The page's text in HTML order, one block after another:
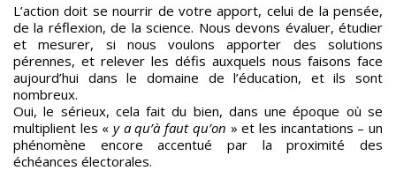
L’action doit se nourrir de votre apport, celui de la pensée,
de la réflexion, de la science. Nous devons évaluer, étudier
et mesurer, si nous voulons apporter des solutions
pérennes, et relever les défis auxquels nous faisons face
aujourd’hui dans le domaine de l’éducation, et ils sont
nombreux.
Oui, le sérieux, cela fait du bien, dans une époque où se
multiplient les «y a qu’à faut qu’on » et les incantations – un
phénomène encore accentué par la proximité des
échéances électorales.